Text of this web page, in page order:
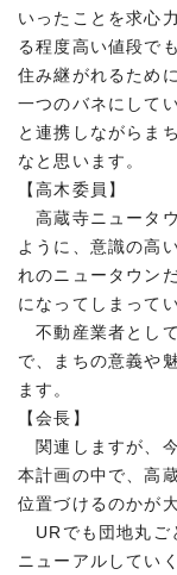
いったことを求心
る程度高い値段で
住み継がれるため
一つのバネにして
と連携しながらま
なと思います。
【高木委員】
高蔵寺ニュータ
ように、意識の高
れのニュータウン
になってしまって
不動産業者とし
で、まちの意義や
ます。
【会長】
関連しますが、
本計画の中で、高
位置づけるのかが
URでも団地丸ご
ニューアルしてい